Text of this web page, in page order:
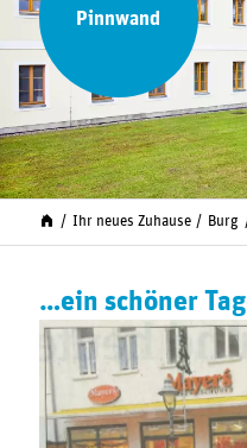
Pinnwand
Ihr neues Zuhause Burg
…ein schöner Tag